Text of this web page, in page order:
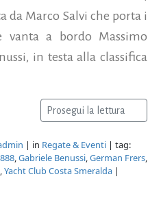
da Marco Salvi che porta i
vanta a bordo Massimo
in testa alla classifica
Prosegui la lettura
| in Regate & Eventi | tag:
,Gabriele Benussi,German Frers,
,Yacht Club Costa Smeralda |